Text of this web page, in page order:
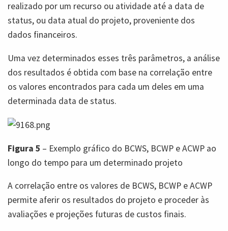
realizado por um recurso ou atividade até a data de
status, ou data atual do projeto, proveniente dos
dados financeiros.
Uma vez determinados esses três parâmetros, a análise
dos resultados é obtida com base na correlação entre
os valores encontrados para cada um deles em uma
determinada data de status.
Figura 5 – Exemplo gráfico do BCWS, BCWP e ACWP ao
longo do tempo para um determinado projeto
A correlação entre os valores de BCWS, BCWP e ACWP
permite aferir os resultados do projeto e proceder às
avaliações e projeções futuras de custos finais.